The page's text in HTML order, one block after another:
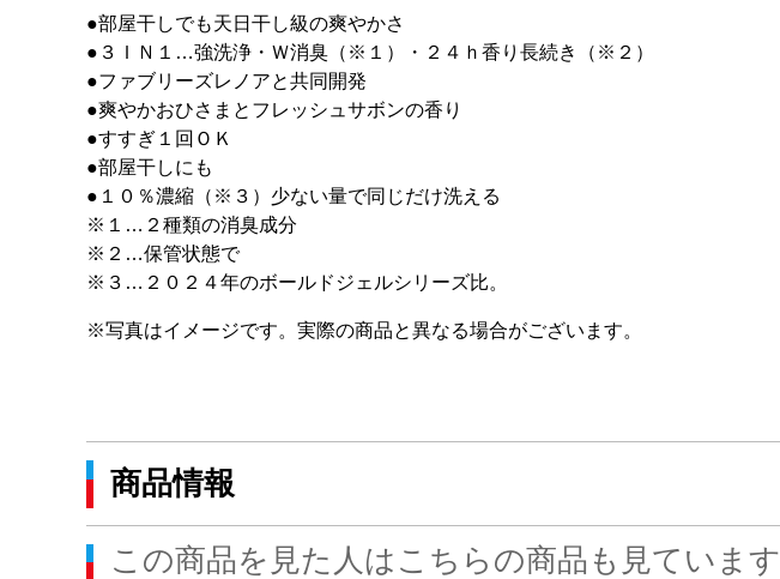
●部屋干しでも天日干し級の爽やかさ
●３ＩＮ１…強洗浄・Ｗ消臭（※１）・２４ｈ香り長続き（※２）
●ファブリーズレノアと共同開発
●爽やかおひさまとフレッシュサボンの香り
●すすぎ１回ＯＫ
●部屋干しにも
●１０％濃縮（※３）少ない量で同じだけ洗える
※１…２種類の消臭成分
※２…保管状態で
※３…２０２４年のボールドジェルシリーズ比。
※写真はイメージです。実際の商品と異なる場合がございます。
商品情報
この商品を見た人はこちらの商品も見ています